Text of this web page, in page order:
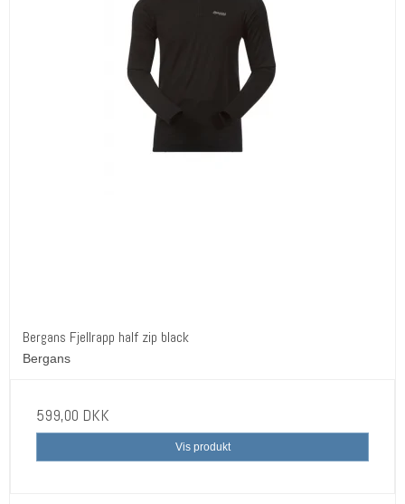
Bergans Fjellrapp half zip black
Bergans
599,00 DKK
Vis produkt